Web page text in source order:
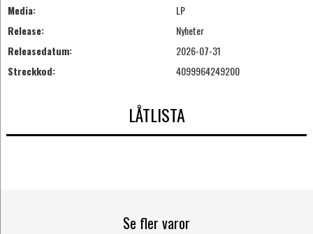
Media:
LP
Release:
Nyheter
Releasedatum:
2026-07-31
Streckkod:
4099964249200
LÅTLISTA
Se fler varor